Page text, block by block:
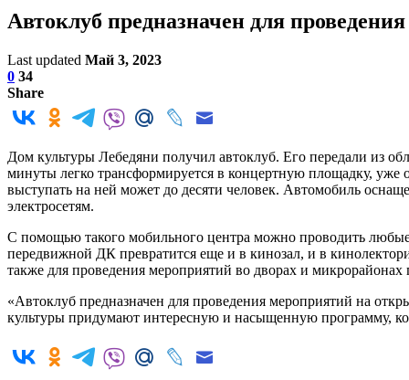
Автоклуб предназначен для
Last updated Май 3, 2023
0 34
Share
Дом культуры Лебедяни получил автоклуб. Его передали из
минуты легко трансформируется в концертную площадку, уже
выступать на ней может до десяти человек. Автомобиль
электросетям.
С помощью такого мобильного центра можно проводить
передвижной ДК превратится еще и в кинозал, и в
также для проведения мероприятий во дворах и микрорайонах
«Автоклуб предназначен для проведения мероприятий на
культуры придумают интересную и насыщенную программу,